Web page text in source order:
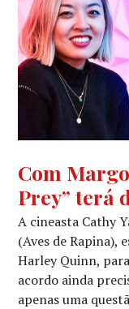
NOTÍCIAS
DE
FILMES
Com
Prey” terá
A cineasta Cathy
(Aves de Rapina),
Harley Quinn,
acordo ainda
apenas uma